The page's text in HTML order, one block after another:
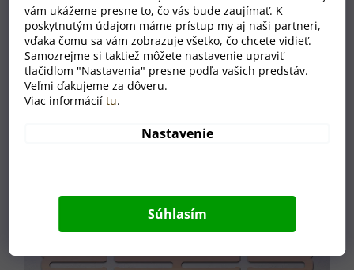
vám ukážeme presne to, čo vás bude zaujímať. K
poskytnutým údajom máme prístup my aj naši partneri,
vďaka čomu sa vám zobrazuje všetko, čo chcete vidieť.
Samozrejme si taktiež môžete nastavenie upraviť
tlačidlom "Nastavenia" presne podľa vašich predstáv.
Veľmi ďakujeme za dôveru.
Viac informáciítu.
Nastavenie
Súhlasím